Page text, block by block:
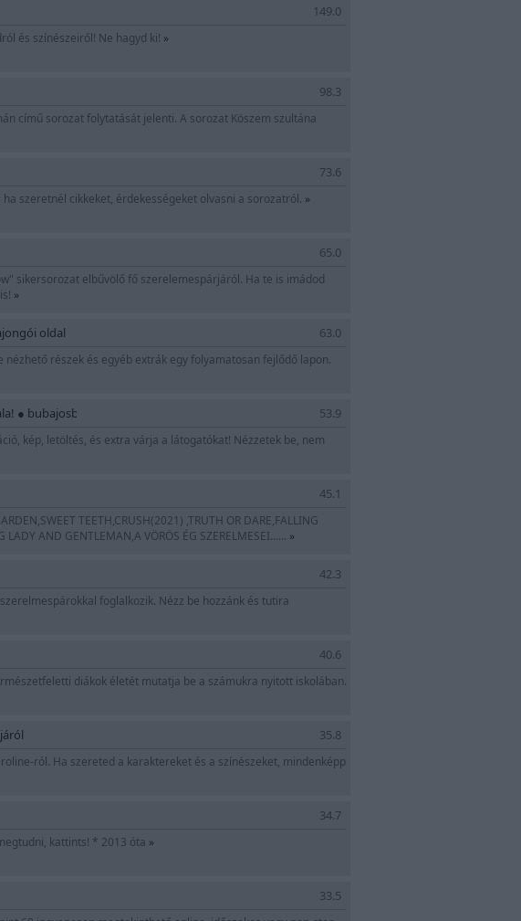
149.0
és színészeiről! Ne hagyd ki! »
98.3
című sorozat folytatását jelenti. A sorozat Köszem szultána
73.6
szeretnél cikkeket, érdekességeket olvasni a sorozatról. »
65.0
sikersorozat elbűvölő fő szerelemespárjáról. Ha te is imádod
»
63.0
oldal
részek és egyéb extrák egy folyamatosan fejlődő lapon.
53.9
● bubajosboszorkak.hu
kép, letöltés, és extra várja a látogatókat! Nézzetek be, nem
45.1
TEETH,CRUSH(2021) ,TRUTH OR DARE,FALLING
AND GENTLEMAN,A VÖRÖS ÉG SZERELMESEI...... »
42.3
foglalkozik. Nézz be hozzánk és tutira
40.6
diákok életét mutatja be a számukra nyitott iskolában.
35.8
ról. Ha szereted a karaktereket és a színészeket, mindenképp
34.7
kattints! * 2013 óta »
33.5